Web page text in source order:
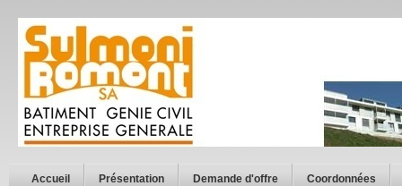
Accueil Présentation Demande d'offre Coordonnées